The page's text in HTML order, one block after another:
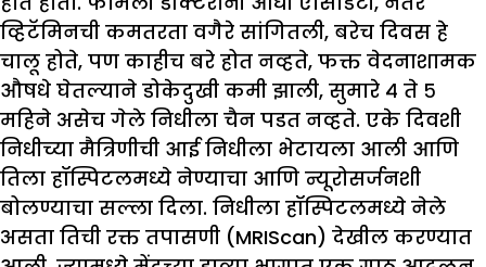
व्हिटॅमिनची कमतरता वगैरे सांगितली, बरेच दिवस हे
चालू होते, पण काहीच बरे होत नव्हते, फक्त वेदनाशामक
औषधे घेतल्याने डोकेदुखी कमी झाली, सुमारे ४ ते ५
महिने असेच गेले निधीला चैन पडत नव्हते. एके दिवशी
निधीच्या मैत्रिणीची आई निधीला भेटायला आली आणि
तिला हॉस्पिटलमध्ये नेण्याचा आणि न्यूरोसर्जनशी
बोलण्याचा सल्ला दिला. निधीला हॉस्पिटलमध्ये नेले
असता तिची रक्त तपासणी (MRIScan) देखील करण्यात